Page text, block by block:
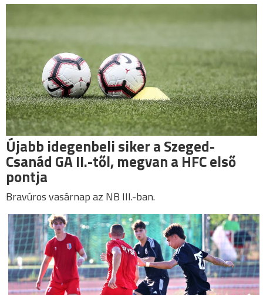
Újabb idegenbeli siker a Szeged-
Csanád GA II.-től, megvan a HFC első
pontja
Bravúros vasárnap az NB III.-ban.